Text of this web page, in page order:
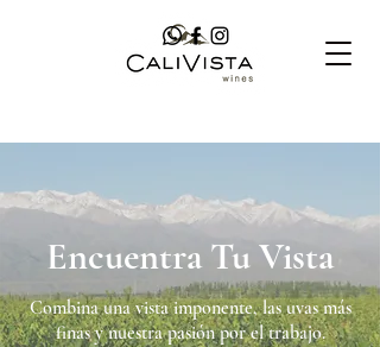
Encuentra Tu Vista
Combina una vista imponente, las uvas más
finas y nuestra pasión por el trabajo.